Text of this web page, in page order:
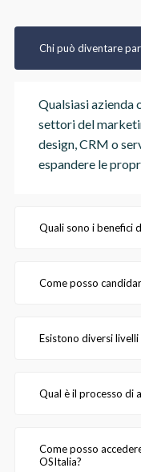
Chi può diventare
Qualsiasi azienda
settori del
design, CRM o
espandere le
Quali sono i benefici
Come posso
Esistono diversi
Qual è il processo di
Come posso
OSItalia?